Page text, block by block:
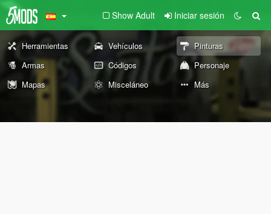
Show Adult Iniciar sesión
Herramientas Vehículos
Pinturas
Armas
Códigos
Personaje
Mapas
Misceláneo Más